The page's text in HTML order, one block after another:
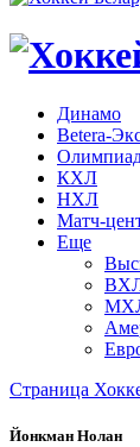
Динамо
Betera-
КХЛ
НХЛ
Матч-
Еще
Страница
Йонкман Нолан